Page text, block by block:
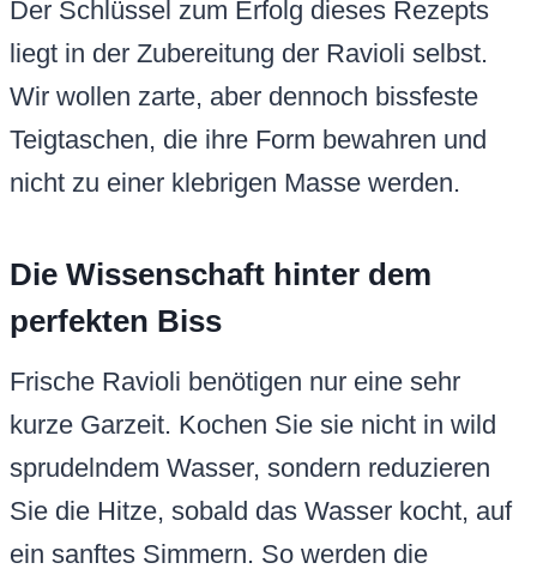
Der Schlüssel zum Erfolg dieses Rezepts
liegt in der Zubereitung der Ravioli selbst.
Wir wollen zarte, aber dennoch bissfeste
Teigtaschen, die ihre Form bewahren und
nicht zu einer klebrigen Masse werden.
Die Wissenschaft hinter dem
perfekten Biss
Frische Ravioli benötigen nur eine sehr
kurze Garzeit. Kochen Sie sie nicht in wild
sprudelndem Wasser, sondern reduzieren
Sie die Hitze, sobald das Wasser kocht, auf
ein sanftes Simmern. So werden die